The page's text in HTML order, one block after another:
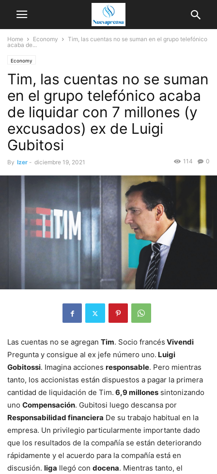
Home Economy
Tim, las cuentas no se suman en el grupo telefónico
acaba de...
Economy
Tim, las cuentas no se suman
en el grupo telefónico acaba
de liquidar con 7 millones (y
excusados) ex de Luigi
Gubitosi
By Izer - diciembre 19, 2021 0
114
Las cuentas no se agregan Tim. Socio francés Vivendi
Pregunta y consigue al ex jefe número uno. Luigi
Gobitossi. Imagina acciones responsable. Pero mientras
tanto, los accionistas están dispuestos a pagar la primera
cantidad de liquidación de Tim. 6,9 millones sintonizando
uno Compensación. Gubitosi luego descansa por
Responsabilidad financiera De su trabajo habitual en la
empresa. Un privilegio particularmente importante dado
que los resultados de la compañía se están deteriorando
rápidamente y el acuerdo para la compañía está en
discusión. liga llegó con docena. Mientras tanto, el